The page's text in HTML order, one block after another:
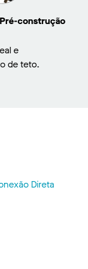
construção
e
de teto.
Direta